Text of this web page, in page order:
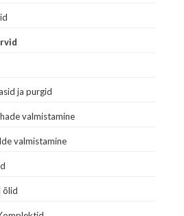
ja purgid
valmistamine
valmistamine
õlid